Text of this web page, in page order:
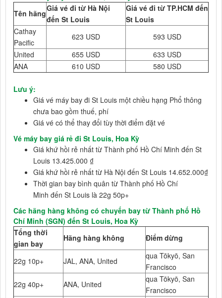
Tên hãng
Giá vé đi từ Hà Nội
đến St Louis
Giá vé đi từ TP.HCM đến
St Louis
Cathay
Pacific
623 USD
593 USD
United
655 USD
633 USD
ANA
610 USD 580 USD
Lưu ý:
Giá vé máy bay đi St Louis một chiều hạng Phổ thông
chưa bao gồm thuế, phí
Giá vé có thể thay đổi tùy thời điểm đặt vé
Vé máy bay giá rẻ đi St Louis, Hoa Kỳ
Giá khứ hồi rẻ nhất từ Thành phố Hồ Chí Minh đến St
Louis 13.425.000 ₫
Giá khứ hồi rẻ nhất từ Hà Nội đến St Louis 14.652.000₫
Thời gian bay bình quân từ Thành phố Hồ Chí
Minh đến St Louis là 22g 50p+
Các hãng hàng không có chuyến bay từ Thành phố Hồ
Chí Minh (SGN) đến St Louis, Hoa Kỳ
Tổng thời
gian bay
Hãng hàng không Điểm dừng
22g 10p+ JAL, ANA, United
qua Tōkyō, San
Francisco
22g 40p+
ANA, United
qua Tōkyō, San
Francisco